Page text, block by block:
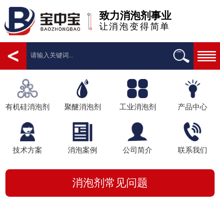
致力消泡剂事业
让消泡变得简单
有机硅消泡剂 聚醚消泡剂 工业消泡剂 产品中心
技术方案 消泡案例 公司简介 联系我们
消泡剂常见问题